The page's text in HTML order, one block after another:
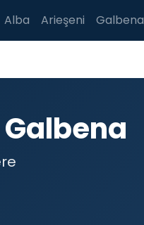
Alba Arieşeni Galbena